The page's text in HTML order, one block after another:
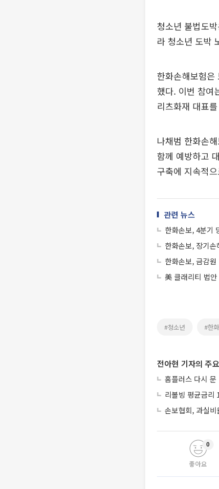
청소년 불법도
라 청소년 도박
한화손해보험
했다. 이번 참여
리츠화재 대표
나채범 한화손
함께 예방하고
구축에 지속적
관련 뉴스
한화손보, 4분
한화손보, 장기
한화손보, 금감
美 클래리티 법
#청소년 #한
전아현 기자의 주
홈플러스 다시
리볼빙 평균금리
손보협회, 과실비
좋아요
0